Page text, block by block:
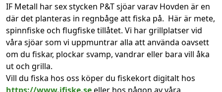
IF Metall har sex stycken P&T sjöar varav Hovden är en
där det planteras in regnbåge att fiska på.  Här är mete,
spinnfiske och flugfiske tillåtet. Vi har grillplatser vid
våra sjöar som vi uppmuntrar alla att använda oavsett
om du fiskar, plockar svamp, vandrar eller bara vill åka
ut och grilla.
Vill du fiska hos oss köper du fiskekort digitalt hos